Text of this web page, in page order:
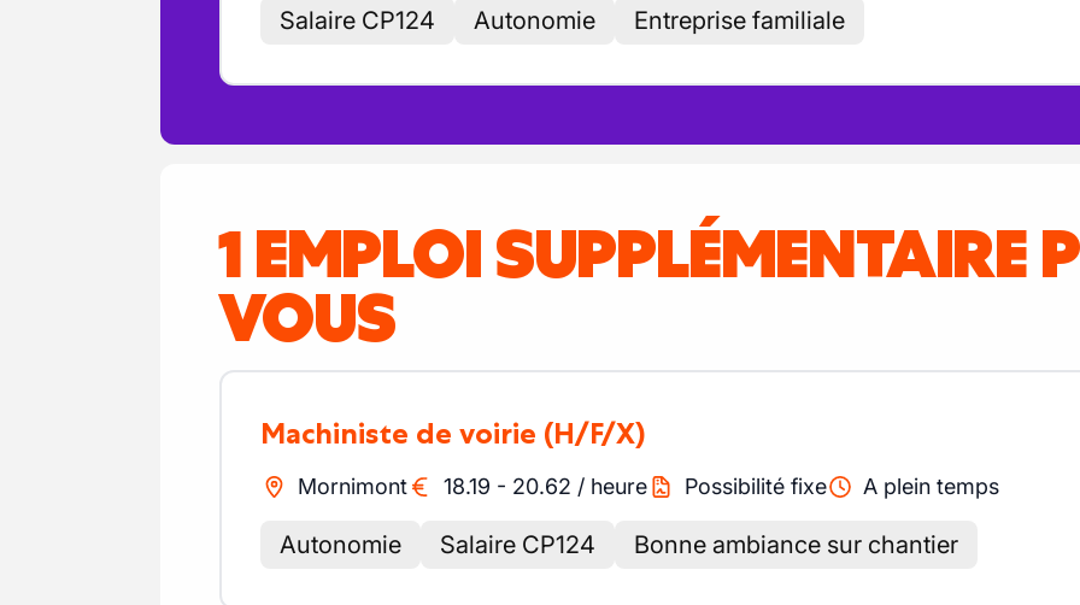
Salaire CP124 Autonomie Entreprise familiale
1 EMPLOI SUPPLÉMENTAIRE
VOUS
Machiniste de voirie (H/F/X)
Mornimont 18.19 - 20.62 / heure Possibilité fixe A plein temps
Autonomie Salaire CP124 Bonne ambiance sur chantier